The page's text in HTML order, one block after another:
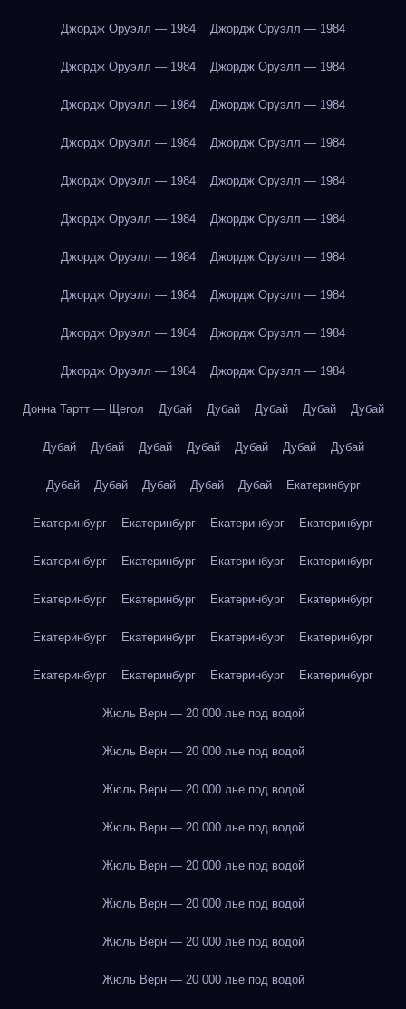
Джордж Оруэлл — 1984 Джордж Оруэлл — 1984
Джордж Оруэлл — 1984 Джордж Оруэлл — 1984
Джордж Оруэлл — 1984 Джордж Оруэлл — 1984
Джордж Оруэлл — 1984 Джордж Оруэлл — 1984
Джордж Оруэлл — 1984 Джордж Оруэлл — 1984
Джордж Оруэлл — 1984 Джордж Оруэлл — 1984
Джордж Оруэлл — 1984 Джордж Оруэлл — 1984
Джордж Оруэлл — 1984 Джордж Оруэлл — 1984
Джордж Оруэлл — 1984 Джордж Оруэлл — 1984
Джордж Оруэлл — 1984 Джордж Оруэлл — 1984
Донна Тартт — Щегол Дубай Дубай Дубай Дубай Дубай
Дубай Дубай Дубай Дубай Дубай Дубай Дубай
Дубай Дубай Дубай Дубай Дубай Екатеринбург
Екатеринбург Екатеринбург Екатеринбург Екатеринбург
Екатеринбург Екатеринбург Екатеринбург Екатеринбург
Екатеринбург Екатеринбург Екатеринбург Екатеринбург
Екатеринбург Екатеринбург Екатеринбург Екатеринбург
Екатеринбург Екатеринбург Екатеринбург Екатеринбург
Жюль Верн — 20 000 лье под водой
Жюль Верн — 20 000 лье под водой
Жюль Верн — 20 000 лье под водой
Жюль Верн — 20 000 лье под водой
Жюль Верн — 20 000 лье под водой
Жюль Верн — 20 000 лье под водой
Жюль Верн — 20 000 лье под водой
Жюль Верн — 20 000 лье под водой